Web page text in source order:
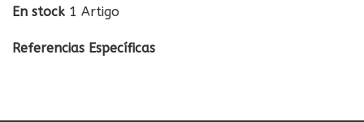
En stock 1 Artigo
Referencias Específicas